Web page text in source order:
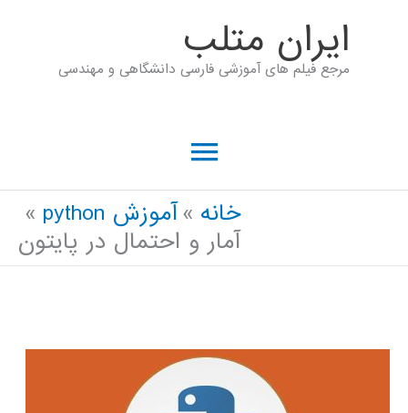
ايران متلب
مرجع فیلم های آموزشی فارسی دانشگاهی و مهندسی
فهرست
اصلیخانه
آموزش python
آمار و احتمال در پایتون